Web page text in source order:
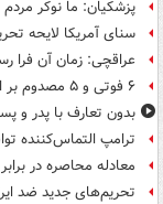
پزشکیان: ما نوکر
سنای آمریکا لایحه
عراقچی: زمان آن فرا
۶ فوتی و ۵ مصدوم بر اثر تصادف زنجیره‌ای
بدون تعارف با پدر و
ترامپ التماس‌کننده
معادله محاصره در
تحریم‌های جدید ضد